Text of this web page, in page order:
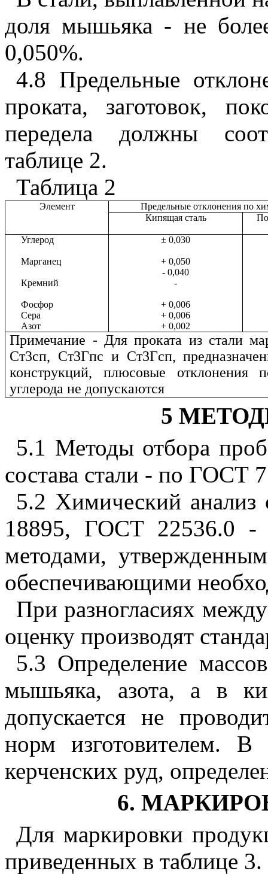
доля мышьяка - не
0,050%.
4.8 Предельные
проката, заготовок,
передела должны
таблице 2.
Таблица 2
Элемент
Предельные отклонения по
Кипящая сталь
Углерод ± 0,030
Марганец
+ 0,050
- 0,040
Кремний
-
Фосфор
+ 0,006
Сера
+ 0,006
Азот
+ 0,002
Примечание - Для проката из стали
Ст3сп, Ст3Гпс и Ст3Гсп,
конструкций, плюсовые отклонения
углерода не допускаются
5
5.1 Методы отбора
состава стали - по ГОСТ
5.2 Химический
18895, ГОСТ 22536.0 -
методами,
обеспечивающими
При разногласиях
оценку производят
5.3 Определение
мышьяка, азота, а в
допускается не
норм изготовителем. В
керченских руд,
6.
Для маркировки
приведенных в таблице 3.